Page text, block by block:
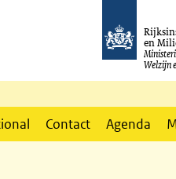
en
Welzijn
Contact Agenda